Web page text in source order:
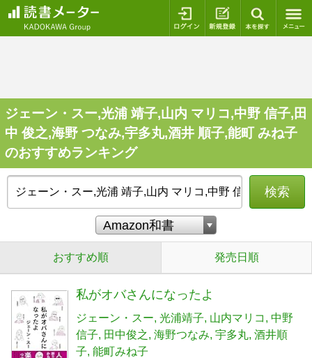
ログイン 新規登録
ジェーン・スー,光浦 靖子,山内 マリコ,中野 信子,田
中 俊之,海野 つなみ,宇多丸,酒井 順子,能町 みね子
のおすすめランキング
検索
おすすめ順 発売日順
私がオバさんになったよ
ジェーン・スー 光浦靖子 山内マリコ
中野
信子
田中俊之 海野つなみ 宇多丸 酒井順
子 能町みね子